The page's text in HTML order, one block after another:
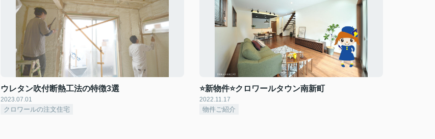
ウレタン吹付断熱工法の特徴3選
2023.07.01
クロワールの注文住宅
⭐新物件⭐クロワールタウン南新町
2022.11.17
物件ご紹介